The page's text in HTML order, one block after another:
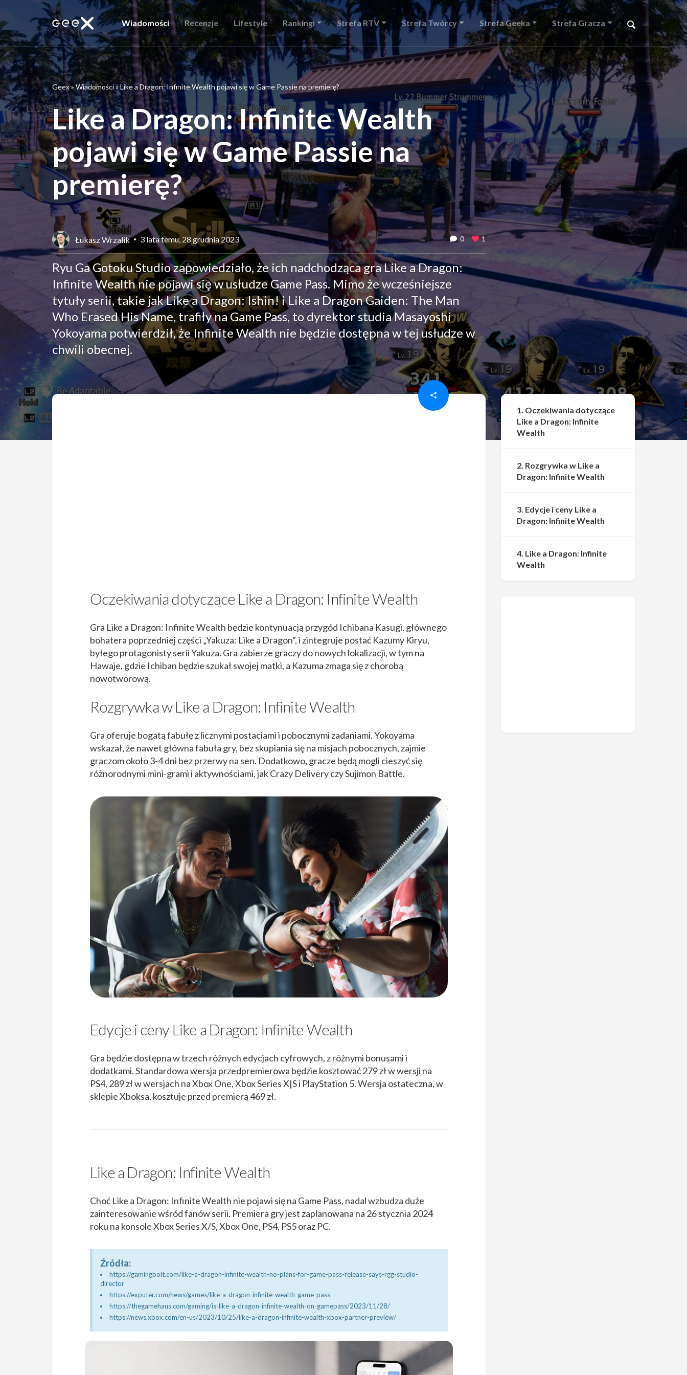
Wiadomości Recenzje Lifestyle Rankingi Strefa RTV Strefa Twórcy Strefa Geeka Strefa Gracza
Geex»Wiadomości»Like a Dragon: Infinite Wealth pojawi się w Game Passie na premierę?
Like a Dragon: Infinite Wealth
pojawi się w Game Passie na
premierę?
Łukasz Wrzalik 3 lata temu, 28 grudnia 2023 0 1
Ryu Ga Gotoku Studio zapowiedziało, że ich nadchodząca gra Like a Dragon:
Infinite Wealth nie pojawi się w usłudze Game Pass. Mimo że wcześniejsze
tytuły serii, takie jak Like a Dragon: Ishin! i Like a Dragon Gaiden: The Man
Who Erased His Name, trafiły na Game Pass, to dyrektor studia Masayoshi
Yokoyama potwierdził, że Infinite Wealth nie będzie dostępna w tej usłudze w
chwili obecnej.
Udostępnij
Oczekiwania dotyczące Like a Dragon: Infinite Wealth
Gra Like a Dragon: Infinite Wealth będzie kontynuacją przygód Ichibana Kasugi, głównego
bohatera poprzedniej części „Yakuza: Like a Dragon”, i zintegruje postać Kazumy Kiryu,
byłego protagonisty serii Yakuza. Gra zabierze graczy do nowych lokalizacji, w tym na
Hawaje, gdzie Ichiban będzie szukał swojej matki, a Kazuma zmaga się z chorobą
nowotworową​​​​.
Rozgrywka w Like a Dragon: Infinite Wealth
Gra oferuje bogatą fabułę z licznymi postaciami i pobocznymi zadaniami. Yokoyama
wskazał, że nawet główna fabuła gry, bez skupiania się na misjach pobocznych, zajmie
graczom około 3-4 dni bez przerwy na sen​​. Dodatkowo, gracze będą mogli cieszyć się
różnorodnymi mini-grami i aktywnościami, jak Crazy Delivery czy Sujimon Battle.
Edycje i ceny Like a Dragon: Infinite Wealth
Gra będzie dostępna w trzech różnych edycjach cyfrowych, z różnymi bonusami i
dodatkami. Standardowa wersja przedpremierowa będzie kosztować 279 zł w wersji na
PS4, 289 zł w wersjach na Xbox One, Xbox Series X|S i PlayStation 5. Wersja ostateczna, w
sklepie Xboksa, kosztuje przed premierą 469 zł.
Like a Dragon: Infinite Wealth
Choć Like a Dragon: Infinite Wealth nie pojawi się na Game Pass, nadal wzbudza duże
zainteresowanie wśród fanów serii. Premiera gry jest zaplanowana na 26 stycznia 2024
roku na konsole Xbox Series X/S, Xbox One, PS4, PS5 oraz PC​.
Źródła:
https://gamingbolt.com/like-a-dragon-infinite-wealth-no-plans-for-game-pass-release-says-rgg-studio-
director
https://exputer.com/news/games/like-a-dragon-infinite-wealth-game-pass
https://thegamehaus.com/gaming/is-like-a-dragon-infinite-wealth-on-gamepass/2023/11/28/
https://news.xbox.com/en-us/2023/10/25/like-a-dragon-infinite-wealth-xbox-partner-preview/
1. Oczekiwania dotyczące
Like a Dragon: Infinite
Wealth
2. Rozgrywka w Like a
Dragon: Infinite Wealth
3. Edycje i ceny Like a
Dragon: Infinite Wealth
4. Like a Dragon: Infinite
Wealth